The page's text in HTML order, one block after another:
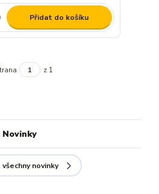
Přidat do košíku
z 1
Novinky
novinky